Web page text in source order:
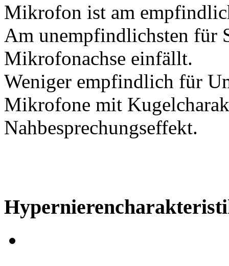
Mikrofon ist am
Am unempfindlichsten für
Mikrofonachse einfällt.
Weniger empfindlich für
Mikrofone mit
Nahbesprechungseffekt.